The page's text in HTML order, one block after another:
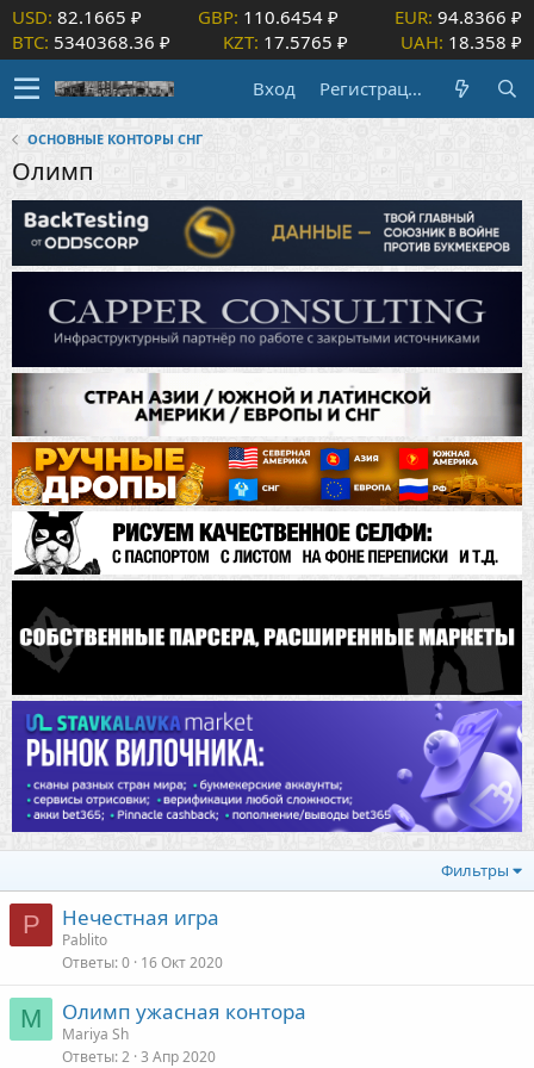
USD: 82.1665 ₽ GBP: 110.6454 ₽ EUR: 94.8366 ₽
BTC: 5340368.36 ₽ KZT: 17.5765 ₽ UAH: 18.358 ₽
Вход
Регистрация
ОСНОВНЫЕ КОНТОРЫ СНГ
Олимп
Фильтры
P Нечестная игра
Pablito
Ответы 0 16 Окт 2020
M Олимп ужасная контора
Mariya Sh
Ответы 2 3 Апр 2020